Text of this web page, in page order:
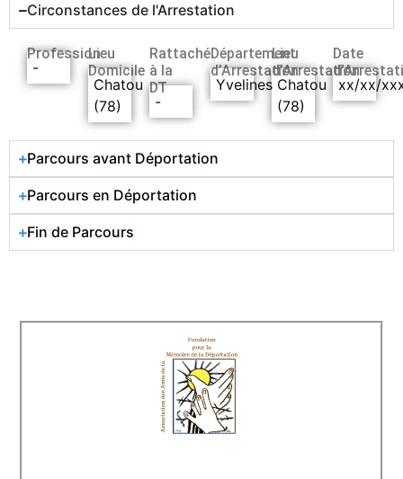
Circonstances de l'Arrestation
Profession
-
Lieu
Domicile
Chatou
(78)
Rattaché
à la
DT
-
Département
d’Arrestation
Yvelines
Lieu
d’Arrestation
Chatou
(78)
Date
xx/xx/
Parcours avant Déportation
Parcours en Déportation
Fin de Parcours